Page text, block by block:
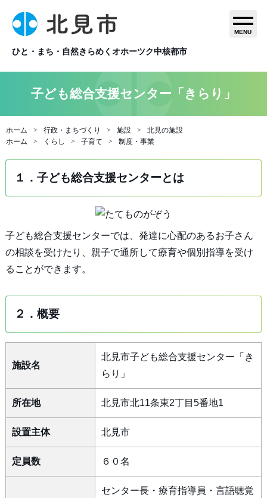
ひと・まち・自然きらめくオホーツク中核都市
MENU
子ども総合支援センター「きらり」
ホーム 行政・まちづくり 施設
北見の施設
ホーム
くらし 子育て 制度・事業
１．子ども総合支援センターとは
子ども総合支援センターでは、発達に心配のあるお子さん
の相談を受けたり、親子で通所して療育や個別指導を受け
ることができます。
２．概要
施設名
北見市子ども総合支援センター「き
らり」
所在地 北見市北11条東2丁目5番地1
設置主体 北見市
定員数 ６０名
センター長・療育指導員・言語聴覚